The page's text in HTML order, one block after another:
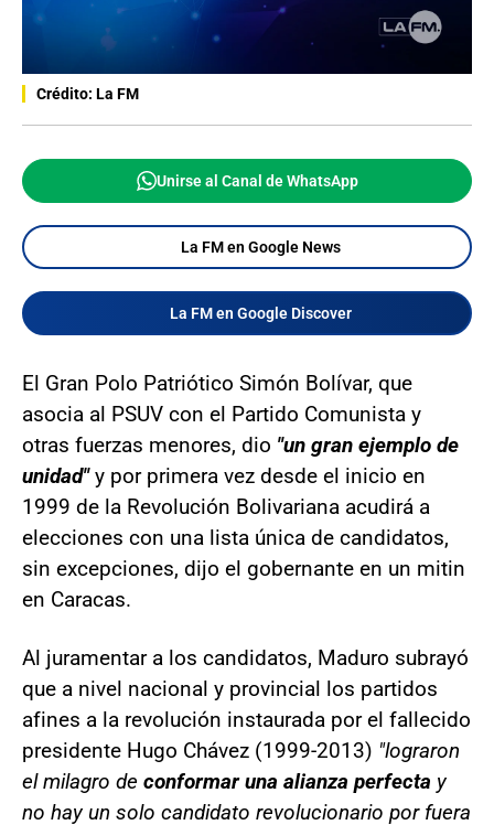
Crédito: La FM
Unirse al Canal de WhatsApp
La FM en Google News
La FM en Google Discover
El Gran Polo Patriótico Simón Bolívar, que
asocia al PSUV con el Partido Comunista y
otras fuerzas menores, dio "un gran ejemplo de
unidad"y por primera vez desde el inicio en
1999 de la Revolución Bolivariana acudirá a
elecciones con una lista única de candidatos,
sin excepciones, dijo el gobernante en un mitin
en Caracas.
Al juramentar a los candidatos, Maduro subrayó
que a nivel nacional y provincial los partidos
afines a la revolución instaurada por el fallecido
presidente Hugo Chávez (1999-2013) "lograron
el milagro de conformar una alianza perfecta y
no hay un solo candidato revolucionario por fuera